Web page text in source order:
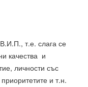
т.е. слага се
качества и
личности със
и т.н.